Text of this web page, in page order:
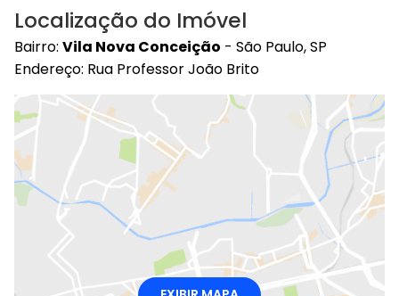
Localização do Imóvel
Bairro: Vila Nova Conceição - São Paulo, SP
Endereço: Rua Professor João Brito